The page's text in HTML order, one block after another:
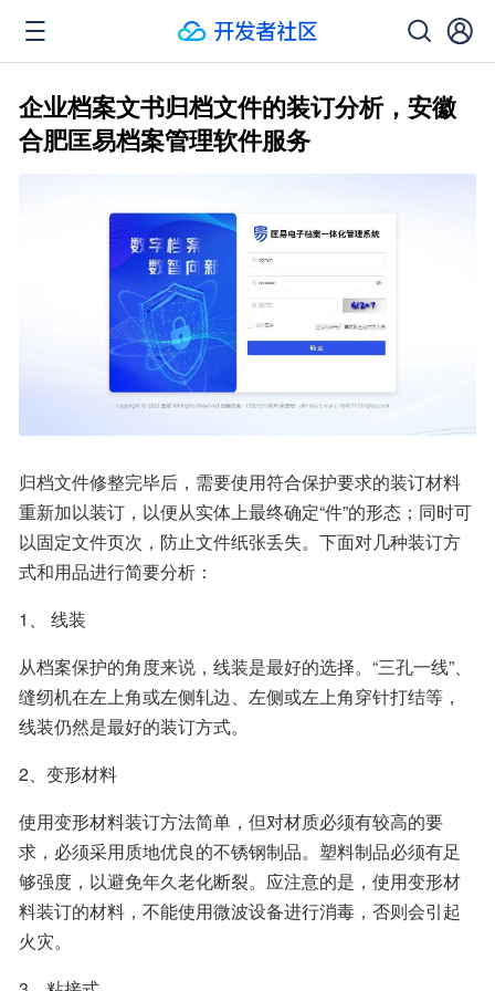
企业档案文书归档文件的装订分析，安徽
合肥匡易档案管理软件服务
归档文件修整完毕后，需要使用符合保护要求的装订材料
重新加以装订，以便从实体上最终确定“件”的形态；同时可
以固定文件页次，防止文件纸张丢失。下面对几种装订方
式和用品进行简要分析：
1、 线装
从档案保护的角度来说，线装是最好的选择。“三孔一线”、
缝纫机在左上角或左侧轧边、左侧或左上角穿针打结等，
线装仍然是最好的装订方式。
2、变形材料
使用变形材料装订方法简单，但对材质必须有较高的要
求，必须采用质地优良的不锈钢制品。塑料制品必须有足
够强度，以避免年久老化断裂。应注意的是，使用变形材
料装订的材料，不能使用微波设备进行消毒，否则会引起
火灾。